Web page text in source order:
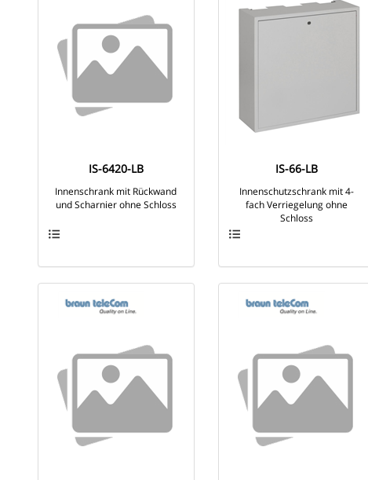
IS-6420-LB
Innenschrank mit Rückwand
und Scharnier ohne Schloss
IS-66-LB
Innenschutzschrank mit 4-
fach Verriegelung ohne
Schloss